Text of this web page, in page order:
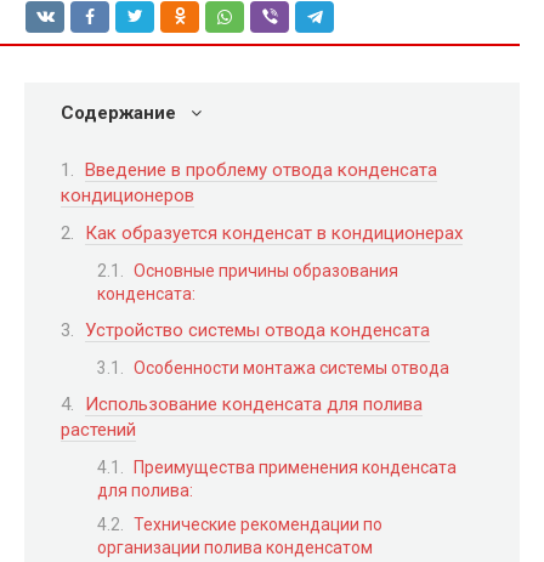
Содержание
Введение в проблему отвода конденсата
кондиционеров
Как образуется конденсат в кондиционерах
Основные причины образования
конденсата:
Устройство системы отвода конденсата
Особенности монтажа системы отвода
Использование конденсата для полива
растений
Преимущества применения конденсата
для полива:
Технические рекомендации по
организации полива конденсатом